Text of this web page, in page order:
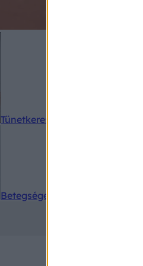
Tünetkereső
Betegségek A-Z